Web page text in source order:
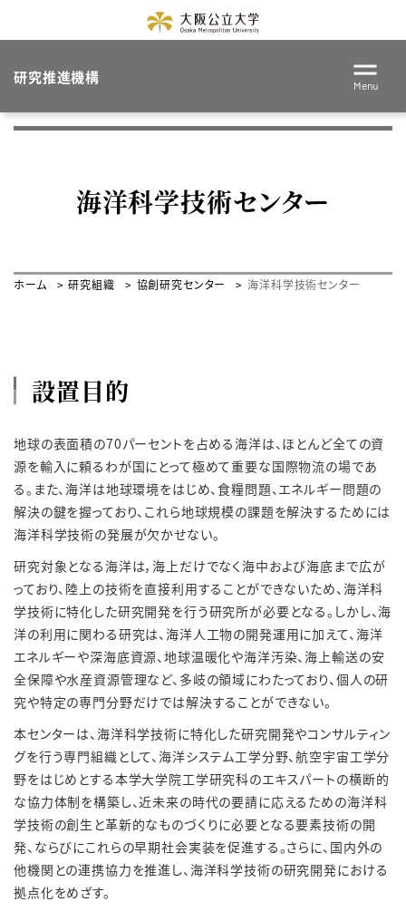
研究推進機構 Menu
海洋科学技術センター
ホーム 研究組織 協創研究センター 海洋科学技術センター
設置目的
地球の表面積の70パーセントを占める海洋は、ほとんど全ての資
源を輸入に頼るわが国にとって極めて重要な国際物流の場であ
る。また、海洋は地球環境をはじめ、食糧問題、エネルギー問題の
解決の鍵を握っており、これら地球規模の課題を解決するためには
海洋科学技術の発展が欠かせない。
研究対象となる海洋は，海上だけでなく海中および海底まで広が
っており、陸上の技術を直接利用することができないため、海洋科
学技術に特化した研究開発を行う研究所が必要となる。しかし、海
洋の利用に関わる研究は、海洋人工物の開発運用に加えて、海洋
エネルギーや深海底資源、地球温暖化や海洋汚染、海上輸送の安
全保障や水産資源管理など、多岐の領域にわたっており、個人の研
究や特定の専門分野だけでは解決することができない。
本センターは、海洋科学技術に特化した研究開発やコンサルティン
グを行う専門組織として、海洋システム工学分野、航空宇宙工学分
野をはじめとする本学大学院工学研究科のエキスパートの横断的
な協力体制を構築し、近未来の時代の要請に応えるための海洋科
学技術の創生と革新的なものづくりに必要となる要素技術の開
発、ならびにこれらの早期社会実装を促進する。さらに、国内外の
他機関との連携協力を推進し、海洋科学技術の研究開発における
拠点化をめざす。